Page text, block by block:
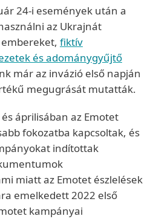
24-i események után a
az Ukrajnát
fiktív
és adománygyűjtő
már az invázió első napján
megugrását mutatták.
áprilisában az Emotet
fokozatba kapcsoltak, és
indítottak
miatt az Emotet észlelések
emelkedett 2022 első
kampányai